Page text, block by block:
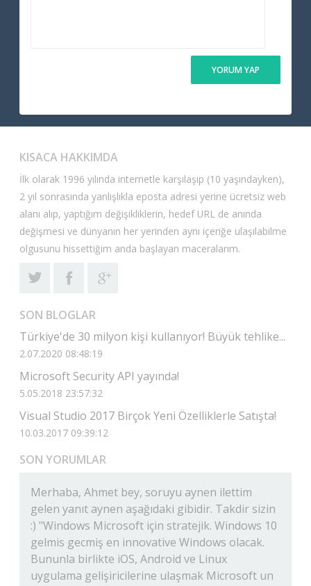
KISACA HAKKIMDA
İlk olarak 1996 yılında internetle karşılaşıp (10 yaşındayken),
2 yıl sonrasında yanlışlıkla eposta adresi yerine ücretsiz web
alanı alıp, yaptığım değişikliklerin, hedef URL de anında
değişmesi ve dünyanın her yerinden aynı içeriğe ulaşılabilme
olgusunu hissettiğim anda başlayan maceralarım.
SON BLOGLAR
Türkiye'de 30 milyon kişi kullanıyor! Büyük tehlike...
2.07.2020 08:48:19
Microsoft Security API yayında!
5.05.2018 23:57:32
Visual Studio 2017 Birçok Yeni Özelliklerle Satışta!
10.03.2017 09:39:12
SON YORUMLAR
Merhaba, Ahmet bey, soruyu aynen ilettim
gelen yanıt aynen aşağıdaki gibidir. Takdir sizin
:) "Windows Microsoft için stratejik. Windows 10
gelmis gecmiş en innovative Windows olacak.
Bununla birlikte iOS, Android ve Linux
uygulama gelişiricilerine ulaşmak Microsoft un